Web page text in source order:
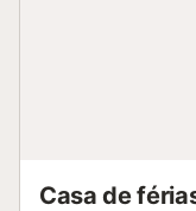
Casa de